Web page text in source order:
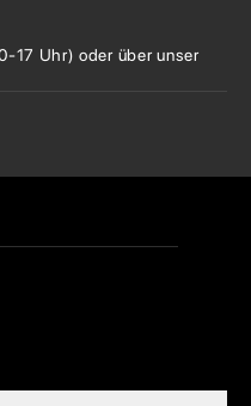
17 Uhr) oder überunser